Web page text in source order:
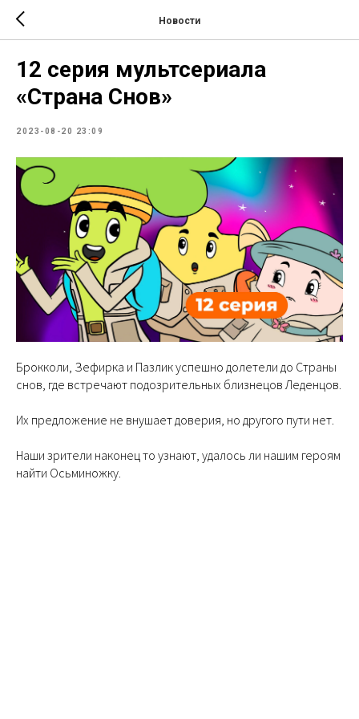
Новости
12 серия мультсериала
«Страна Снов»
2023-08-20 23:09
Брокколи, Зефирка и Пазлик успешно долетели до Страны
снов, где встречают подозрительных близнецов Леденцов.
Их предложение не внушает доверия, но другого пути нет.
Наши зрители наконец то узнают, удалось ли нашим героям
найти Осьминожку.